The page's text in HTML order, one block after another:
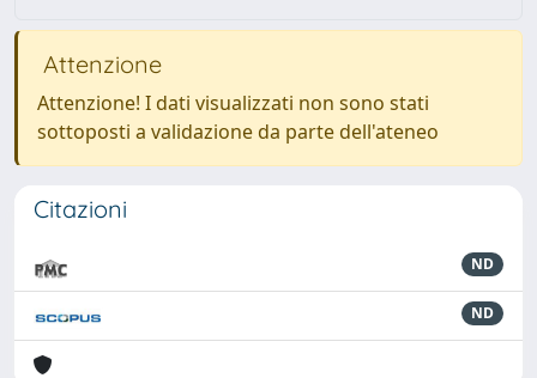
Attenzione
Attenzione! I dati visualizzati non sono stati
sottoposti a validazione da parte dell'ateneo
Citazioni
ND
ND